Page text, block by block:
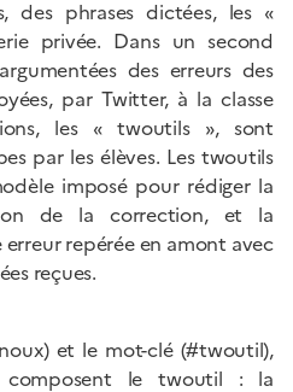
des phrases dictées, les «
privée. Dans un second
des erreurs des
par Twitter, à la classe
les « twoutils », sont
par les élèves. Les twoutils
imposé pour rédiger la
de la correction, et la
repérée en amont avec
reçues.
et le mot-clé (#twoutil),
composent le twoutil : la